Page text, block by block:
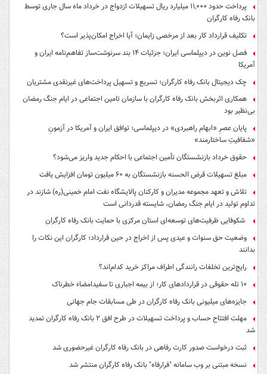
پرداخت حدود ۱۱,۰۰۰ میلیارد ریال تسهیلات ازدواج در خرداد ماه سال جاری توسط
بانک رفاه کارگران
تکلیف قرارداد کار بعد از مرخصی زایمان؛ آیا اخراج امکان‌پذیر است؟
فصل نوین در دیپلماسی ایران؛ جزئیات ۱۴ بند سرنوشت‌ساز تفاهم‌نامه ایران و
آمریکا
چک دیجیتال بانک رفاه کارگران؛ تسریع و تسهیل پرداخت‌های غیرنقدی مشتریان
همکاری اثربخش بانک رفاه کارگران با سازمان تامین اجتماعی در ایام جنگ رمضان
بی‌نظیر بود
پایان عصرِ «ابهام راهبردی» در دیپلماسی؛ توافق ایران و آمریکا در آزمونِ
«شفافیتِ ساختارمند»
حقوق خرداد بازنشستگان تأمین اجتماعی با احکام جدید واریز می‌شود؟
مبلغ تسهیلات قرض الحسنه بازنشستگان به ۶۰ میلیون تومان افزایش یافت
تلاش و تعهد مجموعه مدیران و کارکنان پالایشگاه نفت امام خمینی(ره) شازند در
تداوم تولید در ایام جنگ رمضان، شایسته قدردانی است
شکوفایی ظرفیت‌های توسعه‌ای استان مرکزی با حمایت بانک رفاه کارگران
وضعیت حق سنوات و عیدی پس از اخراج در حین قرارداد؛ کارگران این نکات را
بدانند
رایج‌ترین تخلفات رانندگی اطراف مراکز خرید کدام‌اند؟
۱۰ تله حقوقی در قراردادهای کار؛ از بیمه اجباری تا سفیدامضاء خطرناک
جایزه‌های میلیونی بانک رفاه کارگران در طی مسابقات جام جهانی
مهلت افتتاح حساب و پرداخت تسهیلات در طرح افق ۲ بانک رفاه کارگران تمدید
شد
ثبت درخواست صدور کارت رفاهی در بانک رفاه کارگران غیرحضوری شد
نسخه مبتنی بر وب سامانه "فرارفاه" بانک رفاه کارگران منتشر شد